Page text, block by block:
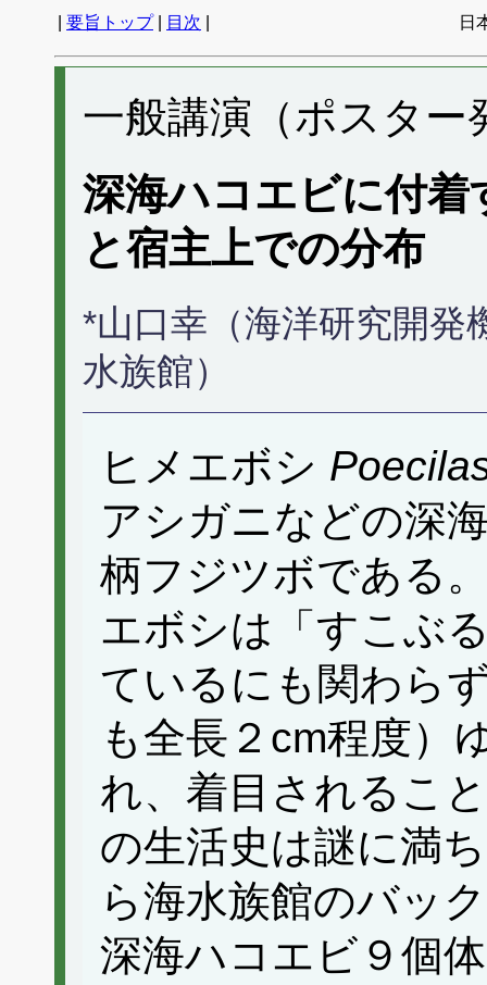
要旨トップ| 目次 日
一般講演（ポスター
深海ハコエビに付
と宿主上での分布
*山口幸（海洋研究開発
水族館）
ヒメエボシ
アシガニなどの深
柄フジツボである
エボシは「すこぶ
ているにも関わら
も全長２cm程度）
れ、着目されるこ
の生活史は謎に満
ら海水族館のバッ
深海ハコエビ９個